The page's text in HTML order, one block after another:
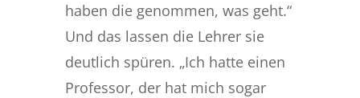
haben die genommen, was geht.“
Und das lassen die Lehrer sie
deutlich spüren. „Ich hatte einen
Professor, der hat mich sogar